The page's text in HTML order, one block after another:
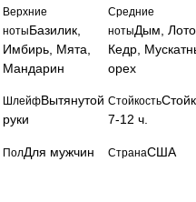
Верхние
нотыБазилик,
Имбирь, Мята,
Мандарин
Средние
нотыДым,
Кедр,
орех
ШлейфВытянутой
руки
Стойкость
7-12 ч.
ПолДля мужчин СтранаСША